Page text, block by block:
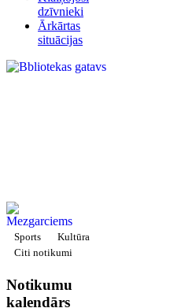
dzīvnieki
Ārkārtas
situācijas
Sports
Kultūra
Citi notikumi
Notikumu
kalendārs